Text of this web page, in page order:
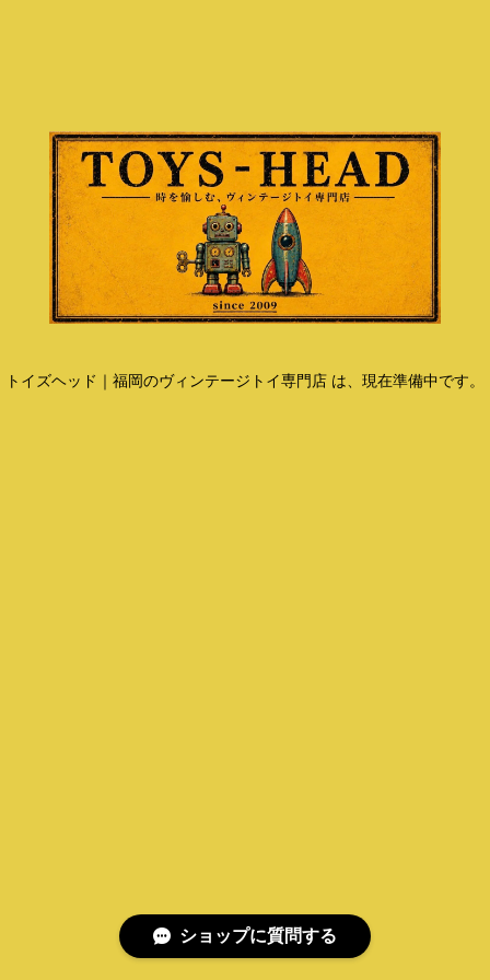
トイズヘッド｜福岡のヴィンテージトイ専門店 は、現在準備中です。
ショップに質問する